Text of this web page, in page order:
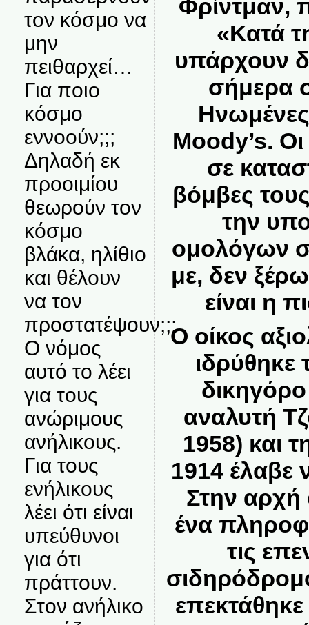
τον κόσμο να
μην
πειθαρχεί…
Για ποιο
κόσμο
εννοούν;;;
Δηλαδή εκ
προοιμίου
θεωρούν τον
κόσμο
βλάκα, ηλίθιο
και θέλουν
να τον
προστατέψουν;;;
Ο νόμος
αυτό το λέει
για τους
ανώριμους
ανήλικους.
Για τους
ενήλικους
λέει ότι είναι
υπεύθυνοι
για ότι
πράττουν.
Στον ανήλικο
Φρίντμαν,
«Κατά
υπάρχουν
σήμερα
Ηνωμένες
Moody’s.
σε
βόμβες
την
ομολόγων
με, δεν
είναι η
Ο οίκος
ιδρύθηκε
δικηγόρο
αναλυτή
1958) και
1914 έλαβε
Στην αρχή
ένα
τις